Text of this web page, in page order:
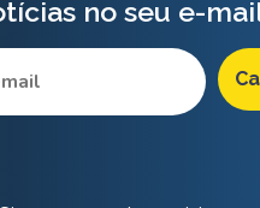
no seu e-